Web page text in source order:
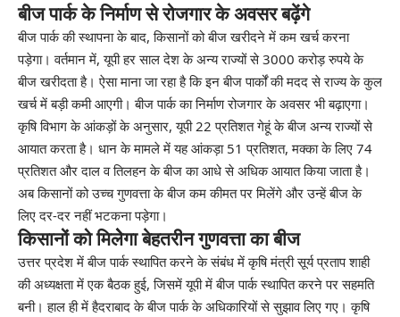
बीज पार्क के निर्माण से रोजगार के अवसर बढ़ेंगे
बीज पार्क की स्थापना के बाद, किसानों को बीज खरीदने में कम खर्च करना
पड़ेगा। वर्तमान में, यूपी हर साल देश के अन्य राज्यों से 3000 करोड़ रुपये के
बीज खरीदता है। ऐसा माना जा रहा है कि इन बीज पार्कों की मदद से राज्य के कुल
खर्च में बड़ी कमी आएगी। बीज पार्क का निर्माण रोजगार के अवसर भी बढ़ाएगा।
कृषि विभाग के आंकड़ों के अनुसार, यूपी 22 प्रतिशत गेहूं के बीज अन्य राज्यों से
आयात करता है। धान के मामले में यह आंकड़ा 51 प्रतिशत, मक्का के लिए 74
प्रतिशत और दाल व तिलहन के बीज का आधे से अधिक आयात किया जाता है।
अब किसानों को उच्च गुणवत्ता के बीज कम कीमत पर मिलेंगे और उन्हें बीज के
लिए दर-दर नहीं भटकना पड़ेगा।
किसानों को मिलेेगा बेहतरीन गुणवत्ता का बीज
उत्तर प्रदेश में बीज पार्क स्थापित करने के संबंध में कृषि मंत्री सूर्य प्रताप शाही
की अध्यक्षता में एक बैठक हुई, जिसमें यूपी में बीज पार्क स्थापित करने पर सहमति
बनी। हाल ही में हैदराबाद के बीज पार्क के अधिकारियों से सुझाव लिए गए। कृषि